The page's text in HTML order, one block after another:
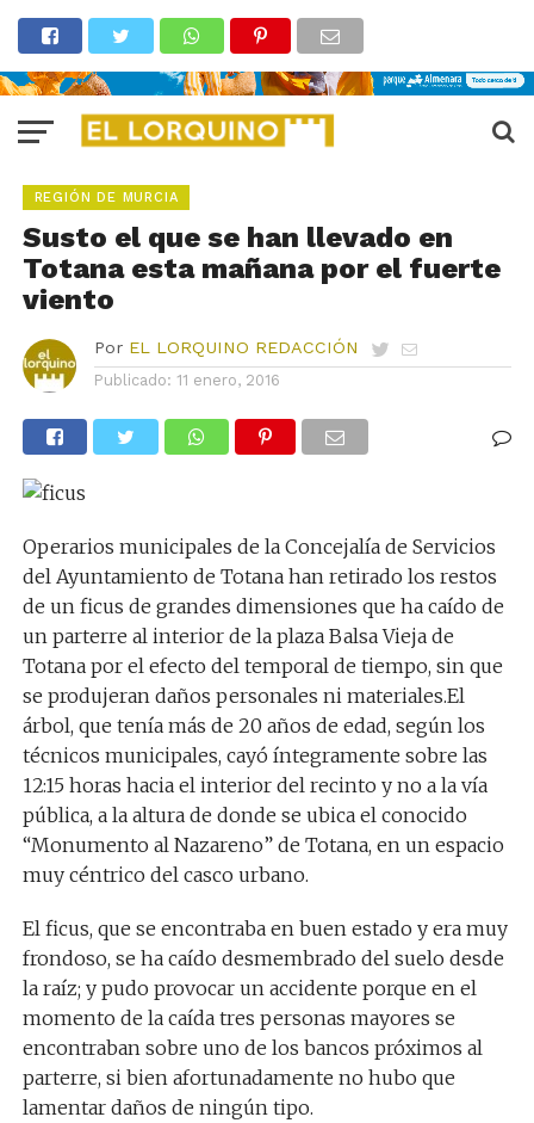
REGIÓN DE MURCIA
Susto el que se han llevado en
Totana esta mañana por el fuerte
viento
Por EL LORQUINO REDACCIÓN
Publicado: 11 enero, 2016
Operarios municipales de la Concejalía de Servicios
del Ayuntamiento de Totana han retirado los restos
de un ficus de grandes dimensiones que ha caído de
un parterre al interior de la plaza Balsa Vieja de
Totana por el efecto del temporal de tiempo, sin que
se produjeran daños personales ni materiales.El
árbol, que tenía más de 20 años de edad, según los
técnicos municipales, cayó íntegramente sobre las
12:15 horas hacia el interior del recinto y no a la vía
pública, a la altura de donde se ubica el conocido
“Monumento al Nazareno” de Totana, en un espacio
muy céntrico del casco urbano.
El ficus, que se encontraba en buen estado y era muy
frondoso, se ha caído desmembrado del suelo desde
la raíz; y pudo provocar un accidente porque en el
momento de la caída tres personas mayores se
encontraban sobre uno de los bancos próximos al
parterre, si bien afortunadamente no hubo que
lamentar daños de ningún tipo.